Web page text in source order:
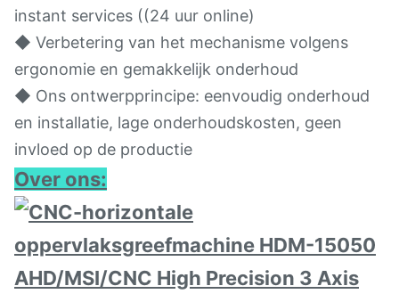
instant services ((24 uur online)
◆ Verbetering van het mechanisme volgens
ergonomie en gemakkelijk onderhoud
◆ Ons ontwerpprincipe: eenvoudig onderhoud
en installatie, lage onderhoudskosten, geen
invloed op de productie
Over ons: